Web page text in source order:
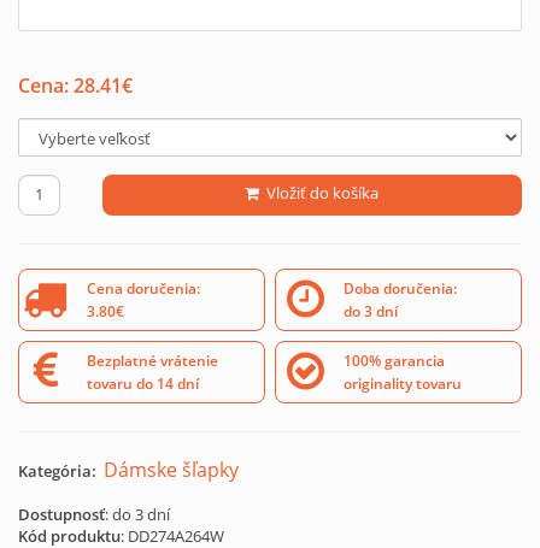
Cena:28.41€
Vložiť do košíka
Cena doručenia:
3.80€
Doba doručenia:
do 3 dní
Bezplatné vrátenie
tovaru do 14 dní
100% garancia
originality tovaru
Kategória: Dámske šľapky
Dostupnosť: do 3 dní
Kód produktu: DD274A264W